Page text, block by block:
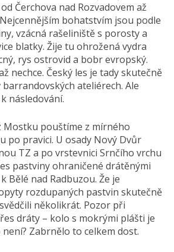
Čerchova nad Rozvadovem až
bohatstvím jsou podle
vzácná rašeliniště s porosty a
blatky. Žije tu ohrožená vydra
rys ostrovid a bobr evropský.
nechce. Český les je tady skutečně
ateliérech. Ale
následování.
Mostku pouštíme z mírného
po pravici. U osady Nový Dvůr
TZ a po vrstevnici Srnčího vrchu
pastviny ohraničené drátěnými
Bělé nad Radbuzou. Že je
rozdupaných pastvin skutečně
několikrát. Pozor při
dráty – kolo s mokrými plášti je
Zabrnělo to celkem dost.